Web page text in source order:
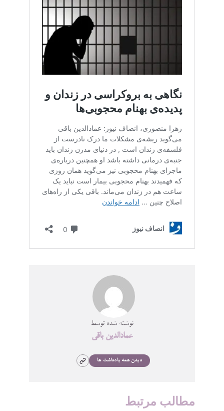
نوشته شده توسط
عمادالدین باقی
دیدن همه یادداشت ها
مطالب مرتبط